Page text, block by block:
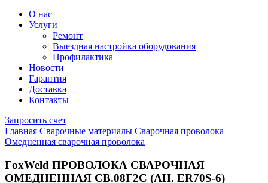
О нас
Услуги
Ремонт
Выездная настройка оборудования
Профилактика
Новости
Гарантия
Доставка
Контакты
Запросить счет
Главная Сварочные материалы Сварочная проволока
Омедненная сварочная проволока
FoxWeld ПРОВОЛОКА СВАРОЧНАЯ
ОМЕДНЕННАЯ СВ.08Г2С (АН. ER70S-6)